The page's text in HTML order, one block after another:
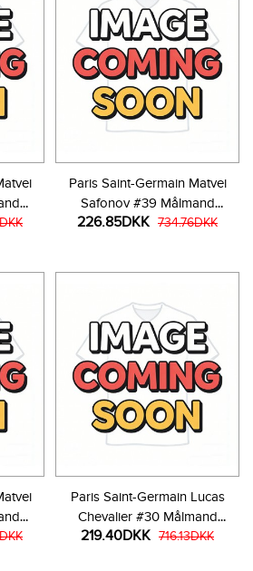
Paris Saint-Germain Matvei
Safonov #39 Målmand
Udebanetrøje Børn 2025-26
226.85DKK 734.76DKK
26
Paris Saint-Germain Lucas
Chevalier #30 Målmand
Hjemmebanetrøje Børn 2025-
219.40DKK 716.13DKK